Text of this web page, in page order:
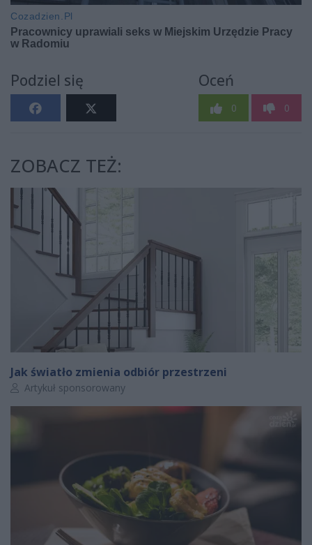
Podziel się Oceń
0 0
ZOBACZ TEŻ:
Jak światło zmienia odbiór przestrzeni
Autor artykułu:
Artykuł sponsorowany